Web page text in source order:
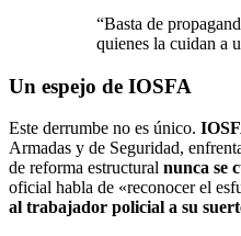
“Basta de
quienes la cuidan a
Un espejo de IOSFA
Este derrumbe no es único.
Armadas y de Seguridad,
de reforma estructural nunca se
oficial habla de «reconocer el
al trabajador policial a su